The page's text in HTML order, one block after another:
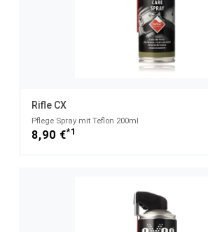
Rifle CX
Pflege Spray mit Teflon 200ml
8,90 €*1